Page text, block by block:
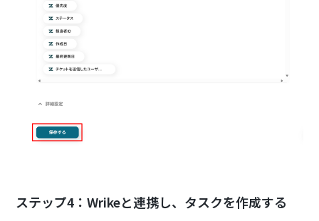
ステップ4：Wrikeと連携し、タスクを作成する